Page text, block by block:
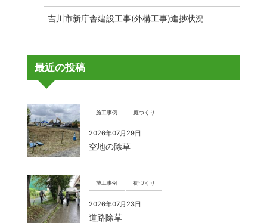
吉川市新庁舎建設工事(外構工事)進捗状況
最近の投稿
施工事例 庭づくり
2026年07月29日
空地の除草
施工事例 街づくり
2026年07月23日
道路除草